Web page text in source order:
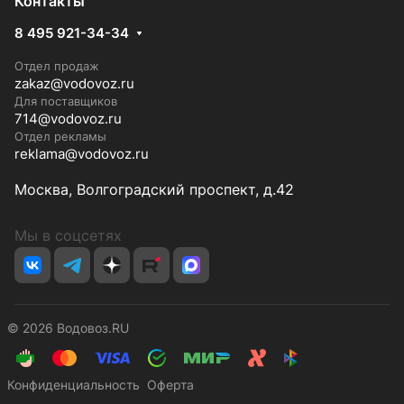
8 495 921-34-34
Отдел продаж
zakaz@vodovoz.ru
Для поставщиков
714@vodovoz.ru
Отдел рекламы
reklama@vodovoz.ru
Москва, Волгоградский проспект, д.42
Мы в соцсетях
© 2026 Водовоз.RU
Конфиденциальность Оферта